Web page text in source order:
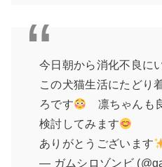
今日朝から消化不良に
この犬猫生活にたどり
ろです
凛ちゃんも
検討してみます
ありがとうございます
— ガムシロゾンビ